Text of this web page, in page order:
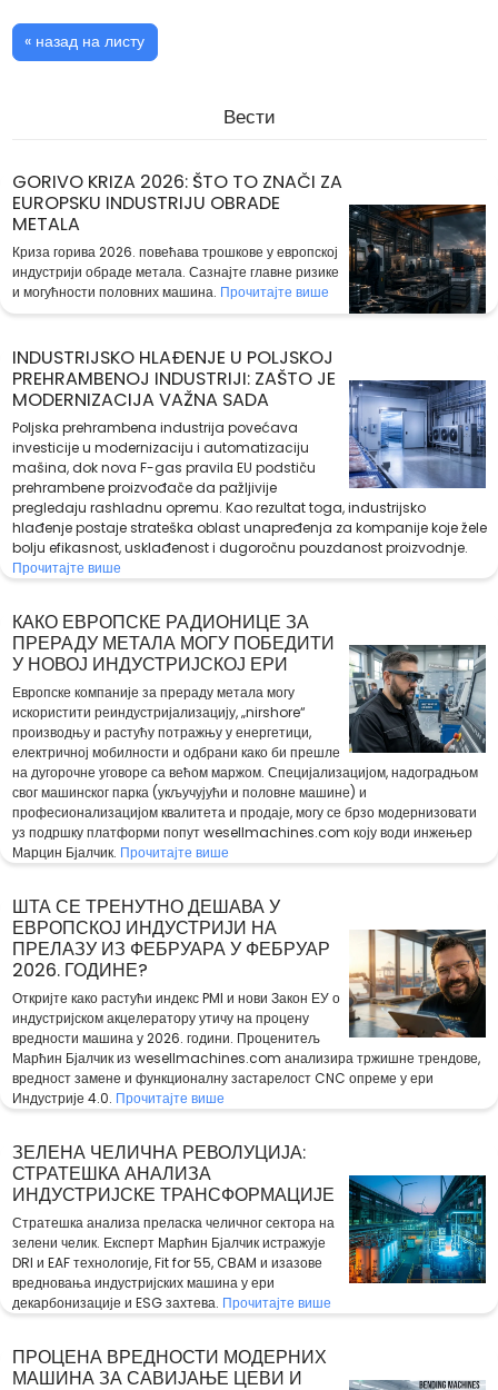
« назад на листу
Вести
GORIVO KRIZA 2026: ŠTO TO ZNAČI ZA
EUROPSKU INDUSTRIJU OBRADE
METALA
Криза горива 2026. повећава трошкове у европској
индустрији обраде метала. Сазнајте главне ризике
и могућности половних машина. Прочитајте више
INDUSTRIJSKO HLAĐENJE U POLJSKOJ
PREHRAMBENOJ INDUSTRIJI: ZAŠTO JE
MODERNIZACIJA VAŽNA SADA
Poljska prehrambena industrija povećava
investicije u modernizaciju i automatizaciju
mašina, dok nova F-gas pravila EU podstiču
prehrambene proizvođače da pažljivije
pregledaju rashladnu opremu. Kao rezultat toga, industrijsko
hlađenje postaje strateška oblast unapređenja za kompanije koje žele
bolju efikasnost, usklađenost i dugoročnu pouzdanost proizvodnje.
Прочитајте више
КАКО ЕВРОПСКЕ РАДИОНИЦЕ ЗА
ПРЕРАДУ МЕТАЛА МОГУ ПОБЕДИТИ
У НОВОЈ ИНДУСТРИЈСКОЈ ЕРИ
Европске компаније за прераду метала могу
искористити реиндустријализацију, „nirshore“
производњу и растућу потражњу у енергетици,
електричној мобилности и одбрани како би прешле
на дугорочне уговоре са већом маржом. Специјализацијом, надоградњом
свог машинског парка (укључујући и половне машине) и
професионализацијом квалитета и продаје, могу се брзо модернизовати
уз подршку платформи попут wesellmachines.com коју води инжењер
Марцин Бјалчик. Прочитајте више
ШТА СЕ ТРЕНУТНО ДЕШАВА У
ЕВРОПСКОЈ ИНДУСТРИЈИ НА
ПРЕЛАЗУ ИЗ ФЕБРУАРА У ФЕБРУАР
2026. ГОДИНЕ?
Откријте како растући индекс PMI и нови Закон ЕУ о
индустријском акцелератору утичу на процену
вредности машина у 2026. години. Проценитељ
Марћин Бјалчик из wesellmachines.com анализира тржишне трендове,
вредност замене и функционалну застарелост CNC опреме у ери
Индустрије 4.0. Прочитајте више
ЗЕЛЕНА ЧЕЛИЧНА РЕВОЛУЦИЈА:
СТРАТЕШКА АНАЛИЗА
ИНДУСТРИЈСКЕ ТРАНСФОРМАЦИЈЕ
Стратешка анализа преласка челичног сектора на
зелени челик. Експерт Марћин Бјалчик истражује
DRI и EAF технологије, Fit for 55, CBAM и изазове
вредновања индустријских машина у ери
декарбонизације и ESG захтева. Прочитајте више
ПРОЦЕНА ВРЕДНОСТИ МОДЕРНИХ
МАШИНА ЗА САВИЈАЊЕ ЦЕВИ И